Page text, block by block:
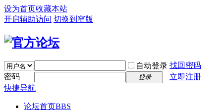
设为首页收藏本站
开启辅助访问 切换到窄版
自动登录 找回密码
密码
登录
立即注册
快捷导航
论坛首页BBS